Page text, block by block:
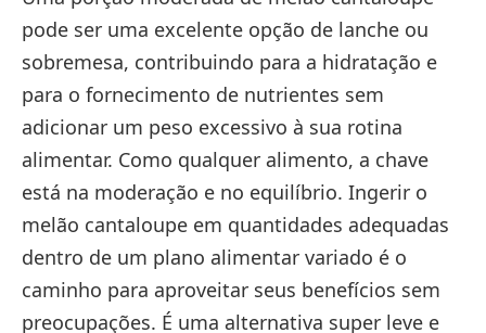
pode ser uma excelente opção de lanche ou
sobremesa, contribuindo para a hidratação e
para o fornecimento de nutrientes sem
adicionar um peso excessivo à sua rotina
alimentar. Como qualquer alimento, a chave
está na moderação e no equilíbrio. Ingerir o
melão cantaloupe em quantidades adequadas
dentro de um plano alimentar variado é o
caminho para aproveitar seus benefícios sem
preocupações. É uma alternativa super leve e